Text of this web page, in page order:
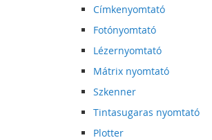
Címkenyomtató
Fotónyomtató
Lézernyomtató
Mátrix nyomtató
Szkenner
Tintasugaras nyomtató
Plotter